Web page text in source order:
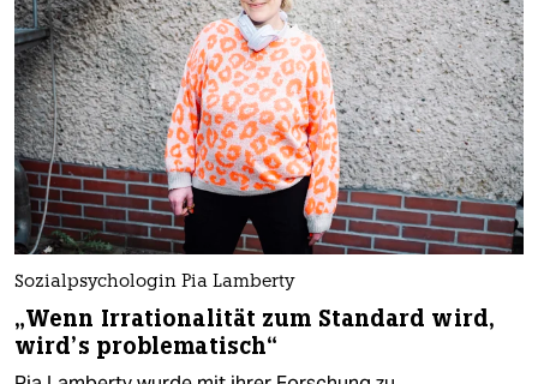
Sozialpsychologin Pia Lamberty
„Wenn Irrationalität zum Standard wird,
wird’s problematisch“